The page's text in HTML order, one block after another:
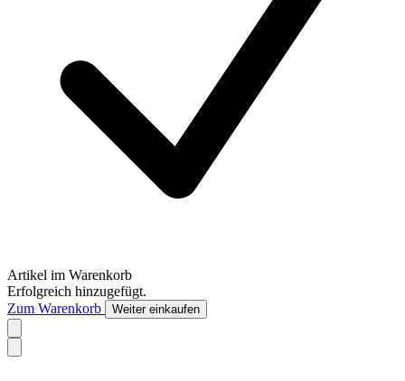
Artikel im Warenkorb
Erfolgreich hinzugefügt.
Zum Warenkorb
Weiter einkaufen